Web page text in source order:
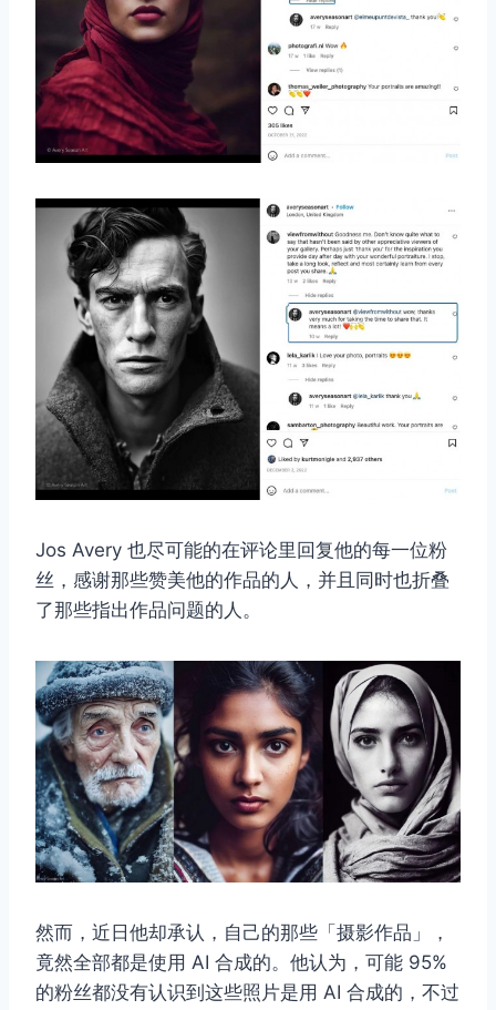
Jos Avery 也尽可能的在评论里回复他的每一位粉
丝，感谢那些赞美他的作品的人，并且同时也折叠
了那些指出作品问题的人。
然而，近日他却承认，自己的那些「摄影作品」，
竟然全部都是使用 AI 合成的。他认为，可能 95%
的粉丝都没有认识到这些照片是用 AI 合成的，不过